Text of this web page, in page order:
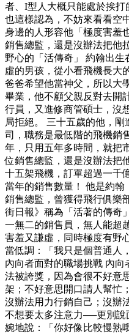
者、I型人大概只能處於挨
也這樣認為，不妨來看看空
身邊的人形容他「極度害羞
銷售總監，還是沒辦法把他
野心的「活傳奇」 約翰出
虛的男孩，從小看飛機長大
爸爸希望他當神父，所以大
畢業，他不顧父親反對去開
行員，又進修商管碩士，沒
局拒絕。 三十五歲的他，
司，職務是最低階的飛機銷
年，只用五年多時間，就把
位銷售總監，還是沒辦法把
十五架飛機，訂單超過一千
當年的銷售數量！ 他是約翰
銷售總監，曾獲得飛行俱樂
街日報》稱為「活著的傳奇
一無二的銷售員，無人能超
害羞又謙虛，同時極度有野
當低調：「我只是個普通人
內向者面對的職場挑戰 內
法被誇獎，因為會很不好意
架；不好意思開口請人幫忙
沒辦法用力行銷自己；沒辦
不想要太多注意力──更別
婉地說：「你好像比較慢熟